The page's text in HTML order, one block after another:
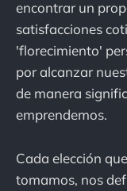
encontrar un
satisfacciones
'florecimiento'
por alcanzar
de manera
emprendemos.
Cada elección
tomamos, nos